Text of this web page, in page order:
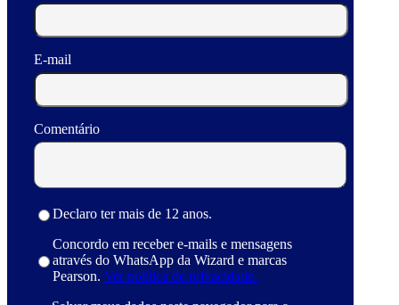
E-mail
Comentário
Declaro ter mais de 12 anos.
Concordo em receber e-mails e mensagens
através do WhatsApp da Wizard e marcas
Pearson. Ver política de privacidade.